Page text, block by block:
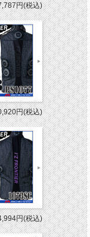
円(税込)
円(税込)
円(税込)